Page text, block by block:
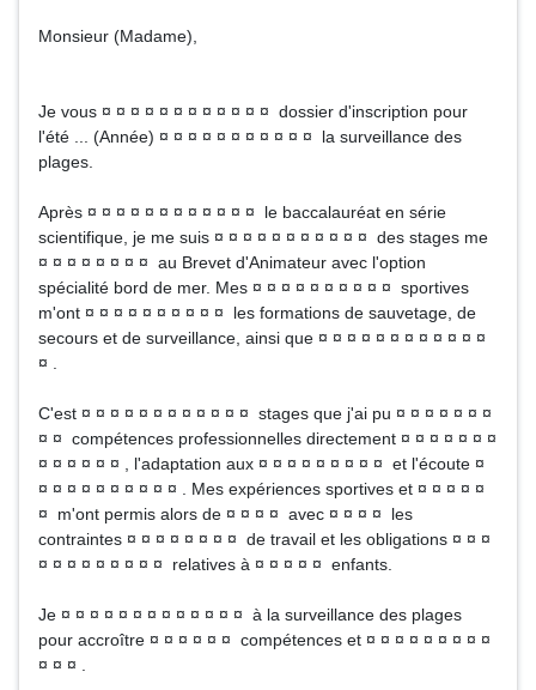
Monsieur (Madame),
Je vous ¤ ¤ ¤ ¤ ¤ ¤ ¤ ¤ ¤ ¤ ¤ ¤ dossier d'inscription pour
l'été ... (Année) ¤ ¤ ¤ ¤ ¤ ¤ ¤ ¤ ¤ ¤ ¤ la surveillance des
plages.
Après ¤ ¤ ¤ ¤ ¤ ¤ ¤ ¤ ¤ ¤ ¤ ¤ le baccalauréat en série
scientifique, je me suis ¤ ¤ ¤ ¤ ¤ ¤ ¤ ¤ ¤ ¤ ¤ des stages me
¤ ¤ ¤ ¤ ¤ ¤ ¤ ¤ au Brevet d'Animateur avec l'option
spécialité bord de mer. Mes ¤ ¤ ¤ ¤ ¤ ¤ ¤ ¤ ¤ ¤ sportives
m'ont ¤ ¤ ¤ ¤ ¤ ¤ ¤ ¤ ¤ ¤ les formations de sauvetage, de
secours et de surveillance, ainsi que ¤ ¤ ¤ ¤ ¤ ¤ ¤ ¤ ¤ ¤ ¤ ¤
¤ .
C'est ¤ ¤ ¤ ¤ ¤ ¤ ¤ ¤ ¤ ¤ ¤ ¤ stages que j'ai pu ¤ ¤ ¤ ¤ ¤ ¤ ¤
¤ ¤ compétences professionnelles directement ¤ ¤ ¤ ¤ ¤ ¤ ¤
¤ ¤ ¤ ¤ ¤ ¤ , l'adaptation aux ¤ ¤ ¤ ¤ ¤ ¤ ¤ ¤ ¤ et l'écoute ¤
¤ ¤ ¤ ¤ ¤ ¤ ¤ ¤ ¤ ¤ . Mes expériences sportives et ¤ ¤ ¤ ¤ ¤
¤ m'ont permis alors de ¤ ¤ ¤ ¤ avec ¤ ¤ ¤ ¤ les
contraintes ¤ ¤ ¤ ¤ ¤ ¤ ¤ ¤ de travail et les obligations ¤ ¤ ¤
¤ ¤ ¤ ¤ ¤ ¤ ¤ ¤ ¤ relatives à ¤ ¤ ¤ ¤ ¤ enfants.
Je ¤ ¤ ¤ ¤ ¤ ¤ ¤ ¤ ¤ ¤ ¤ ¤ ¤ à la surveillance des plages
pour accroître ¤ ¤ ¤ ¤ ¤ ¤ compétences et ¤ ¤ ¤ ¤ ¤ ¤ ¤ ¤ ¤
¤ ¤ ¤ .